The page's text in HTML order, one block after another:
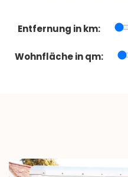
Entfernung in km:
Wohnfläche in qm: